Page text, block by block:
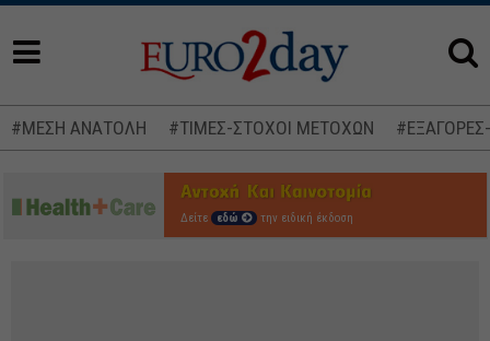
#ΜΕΣΗ ΑΝΑΤΟΛΗ #ΤΙΜΕΣ-ΣΤΟΧΟΙ ΜΕΤΟΧΩΝ
Δείτε εδώ την ειδική έκδοση